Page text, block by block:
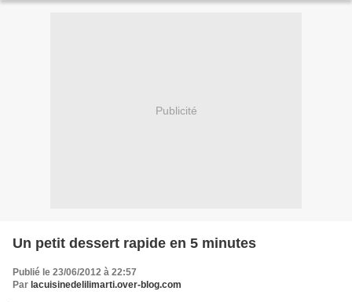
http://www.lesfruitsetlegumesfrais.com/_upload/ressources/calendrier/calend
Publicité
Un petit dessert rapide en 5 minutes
Publié le 23/06/2012 à 22:57
Par lacuisinedelilimarti.over-blog.com